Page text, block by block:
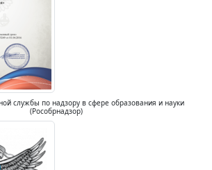
службы по надзору в сфере образования и науки
(Рособрнадзор)